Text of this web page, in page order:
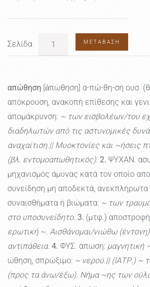
Σελίδα ΜΕΤΆΒΑΣΗ
απώθηση [ἀπώθηση] α-πώ-θη-ση ουσ.
απόκρουση, ανακοπή επίθεσης και
απομάκρυνση: ~ των εισβολέων/του
διαδηλωτών από τις αστυνομικές
αναχαίτιση.|| Μυοκτονίες και ~ήσεις
(βλ. εντομοαπωθητικός). 2. ΨΥΧΑΝ.
μηχανισμός άμυνας κατά τον οποίο
συνείδηση μη αποδεκτά,
συναισθήματα ή βιώματα: ~ των
στο υποσυνείδητο. 3. (μτφ.)
ερωτική ~. Αισθάνομαι/νιώθω
αντιπάθεια. 4. ΦΥΣ. άπωση: μαγνητική
ώθηση, σπρώξιμο: ~ νερού.|| (ΙΑΤΡ.) ~
(προς τα άνω/έξω). Νήμα ~ης των